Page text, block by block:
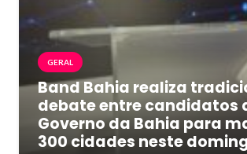
GERAL
Band Bahia realiza
debate entre candidatos
Governo da Bahia para
300 cidades neste